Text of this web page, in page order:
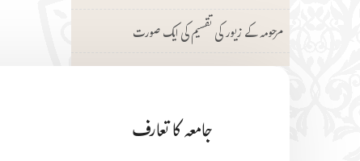
مرحومہ کے زیور کی تقسیم کی ایک صورت
جامعہ کا تعارف